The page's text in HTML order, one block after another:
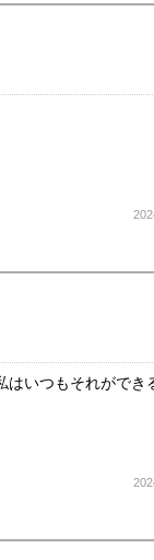
はいつもそれができ